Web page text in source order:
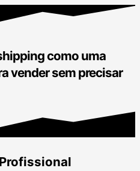
como uma
vender sem precisar